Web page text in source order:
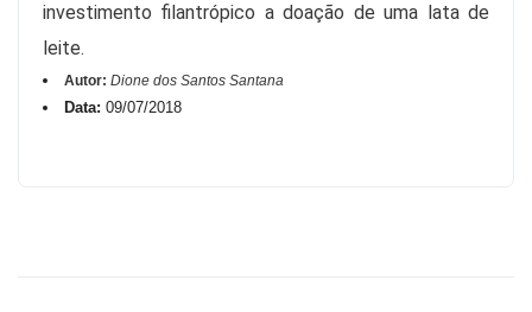
investimento filantrópico a doação de uma lata de
leite.
Autor: Dione dos Santos Santana
Data: 09/07/2018